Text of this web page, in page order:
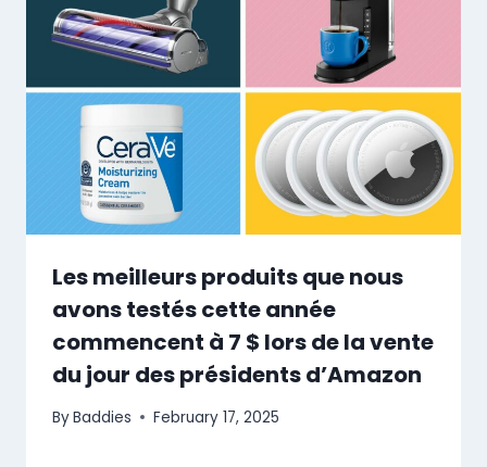
Les meilleurs produits que nous
avons testés cette année
commencent à 7 $ lors de la vente
du jour des présidents d’Amazon
ByBaddies February 17, 2025